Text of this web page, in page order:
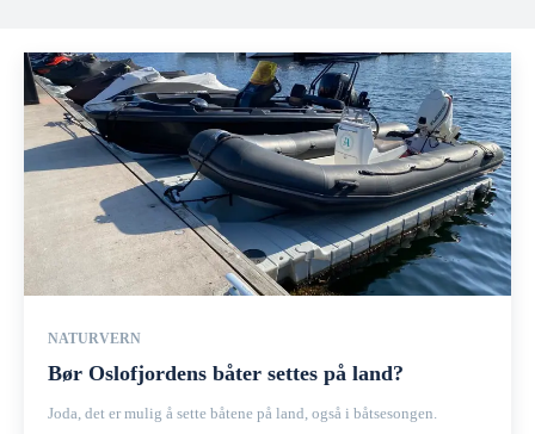
NATURVERN
Bør Oslofjordens båter settes på land?
Joda, det er mulig å sette båtene på land, også i båtsesongen.